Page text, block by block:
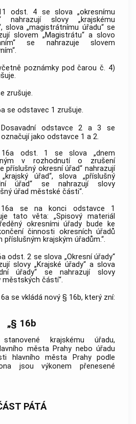
odst. 4 se slova „okresnímu
nahrazují slovy „krajskému
slova „magistrátnímu úřadu“ se
slovem „Magistrátu“ a slovo
se nahrazuje slovem
poznámky pod čarou č. 4)
zrušuje.
se odstavec 1 zrušuje.
Dosavadní odstavce 2 a 3 se
označují jako odstavce 1 a 2.
odst. 1 se slova „dnem
v rozhodnutí o zrušení
příslušný okresní úřad“ nahrazují
úřad“, slova „příslušný
úřad“ se nahrazují slovy
úřad městské části“.
se na konci odstavce 1
tato věta: „Spisový materiál
okresními úřady bude ke
činnosti okresních úřadů
příslušným krajským úřadům.“.
odst. 2 se slova „Okresní úřady“
slovy „Krajské úřady“ a slova
úřady“ se nahrazují slovy
městských částí“.
se vkládá nový § 16b, který zní:
„§ 16b
stanovené krajskému úřadu,
města Prahy nebo úřadu
hlavního města Prahy podle
jsou výkonem přenesené
PÁTÁ